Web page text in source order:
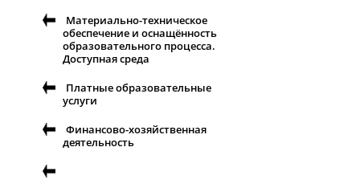
Материально-техническое
обеспечение и оснащённость
образовательного процесса.
Доступная среда
Платные образовательные
услуги
Финансово-хозяйственная
деятельность